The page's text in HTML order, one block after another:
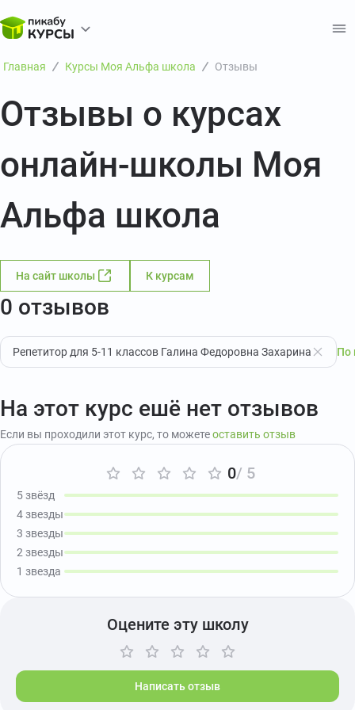
Главная Курсы Моя Альфа школа Отзывы
Отзывы о курсах
онлайн-школы Моя
Альфа школа
На сайт школы К курсам
0 отзывов
Репетитор для 5-11 классов Галина Федоровна Захарина По
На этот курс ешё нет отзывов
Если вы проходили этот курс, то можетеоставить отзыв
0/ 5
5 звёзд
4 звезды
3 звезды
2 звезды
1 звезда
Оцените эту школу
Написать отзыв